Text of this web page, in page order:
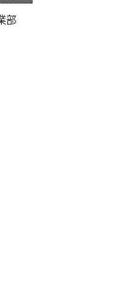
部